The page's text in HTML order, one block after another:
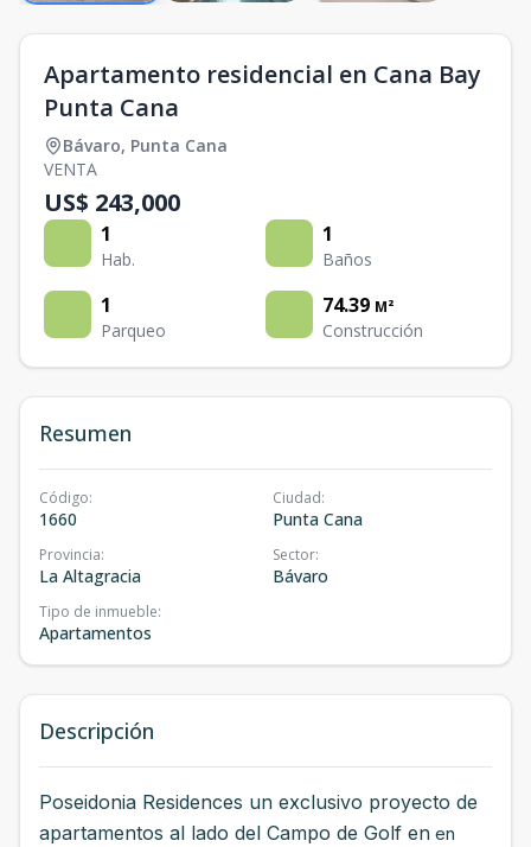
Apartamento residencial en Cana Bay
Punta Cana
Bávaro, Punta Cana
VENTA
US$ 243,000
1
Hab.
1
Baños
1
Parqueo
74.39 M²
Construcción
Resumen
Código:
1660
Ciudad:
Punta Cana
Provincia:
La Altagracia
Sector:
Bávaro
Tipo de inmueble:
Apartamentos
Descripción
Poseidonia Residences un exclusivo proyecto de
apartamentos al lado del Campo de Golf en en